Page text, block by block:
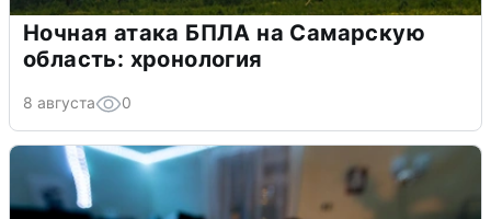
Ночная атака БПЛА на Самарскую
область: хронология
8 августа 0